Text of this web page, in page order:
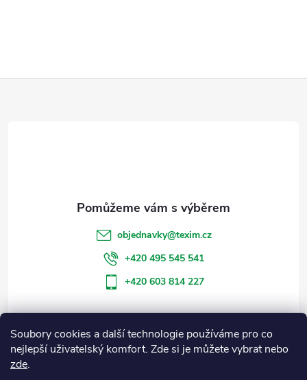
Soubory cookies a další technologie používáme pro co
nejlepší uživatelský komfort. Zde si je můžete vybrat nebo
zde.
Informace pro vás
objednavky@texim.cz
+420 495 545 541
+420 603 814 227